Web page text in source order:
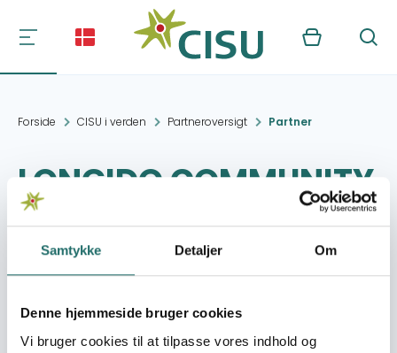
Samtykke Detaljer Om
Denne hjemmeside bruger cookies
Vi bruger cookies til at tilpasse vores indhold og
Kurv Søg
Forside CISU i verden Partneroversigt Partner
LONGIDO COMMUNITY
INTEGRATED
PROGRAM -LOOCIP
Kontakt:
LONGIDO